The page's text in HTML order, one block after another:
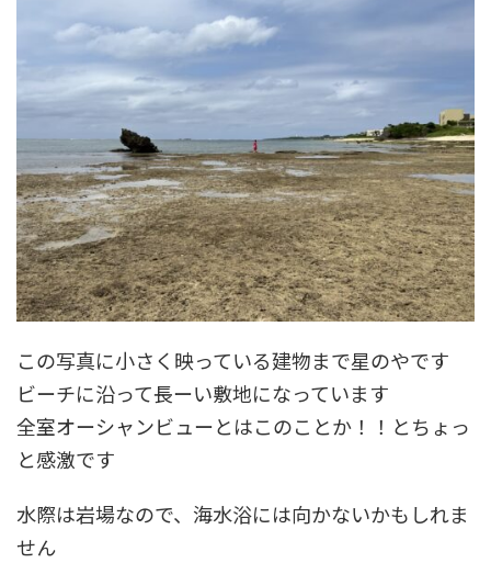
この写真に小さく映っている建物まで星のやです
ビーチに沿って長ーい敷地になっています
全室オーシャンビューとはこのことか！！とちょっ
と感激です
水際は岩場なので、海水浴には向かないかもしれま
せん